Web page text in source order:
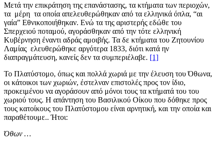
Μετά την επικράτηση της επανάστασης, τα κτήματα των περιοχών,
τα μέρη τα οποία απελευθερώθηκαν από τα ελληνικά όπλα, “αι
γαία” Εθνικοποιήθηκαν. Ενώ τα της αριστερής εδώθε του
Σπερχειού ποταμού, αγοράσθηκαν από την τότε ελληνική
Κυβέρνηση έναντι αδράς αμοιβής. Τα δε κτήματα του Ζητουνίου
Λαμίας ελευθερώθηκε αργότερα 1833, διότι κατά ην
διαπραγμάτευση, κανείς δεν τα συμπεριέλαβε. [1]
Το Πλατύστομο, όπως και πολλά χωριά με την έλευση του Όθωνα,
οι κάτοικοι των χωριών, έστελναν επιστολές προς τον ίδιο,
προκειμένου να αγοράσουν από μόνοι τους τα κτήματά του του
χωριού τους. Η απάντηση του Βασιλικού Οίκου που δόθηκε προς
τους κατοίκους του Πλατύστομου είναι αρνητική, και την οποία και
παραθέτουμε.. Ήτοι:
Όθων …